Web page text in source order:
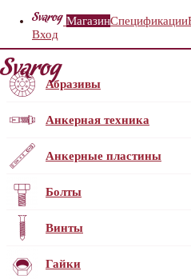
МагазинСпецификации
Вход
Абразивы
Анкерная техника
Анкерные пластины
Болты
Винты
Гайки